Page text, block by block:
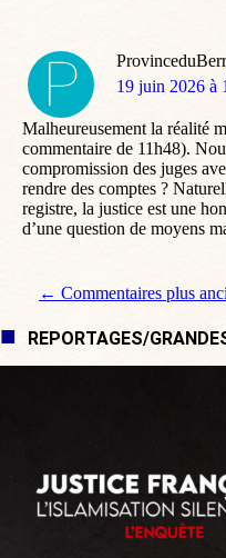
dit
19 juin 2026 à
Malheureusement la réalité
commentaire de 11h48).
compromission des juges
rendre des comptes ?
registre, la justice est une
d’une question de moyens
Navigation de
← Commentaires plus
REPORTAGES/